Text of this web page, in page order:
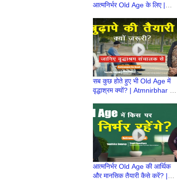
आत्मनिर्भर Old Age के लिए |
| Retirement Ke Baad
सब कुछ होते हुए भी Old Age में
वृद्धाश्रम क्यों? | Atmnirbhar Old
Baad
आत्मनिर्भर Old Age की आर्थिक
और मानसिक तैयारी कैसे करें? |